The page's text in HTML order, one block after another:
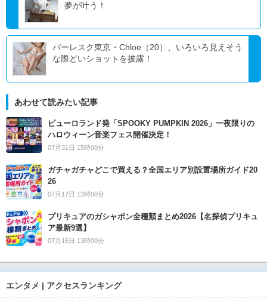
夢が叶う！
バーレスク東京・Chloe（20）、いろいろ見えそう
な際どいショットを披露！
あわせて読みたい記事
ピューロランド発「SPOOKY PUMPKIN 2026」一夜限りの
ハロウィーン音楽フェス開催決定！
07月31日 15時00分
ガチャガチャどこで買える？全国エリア別設置場所ガイド20
26
07月17日 13時00分
プリキュアのガシャポン全種類まとめ2026【名探偵プリキュ
ア最新9選】
07月16日 13時00分
エンタメ | アクセスランキング